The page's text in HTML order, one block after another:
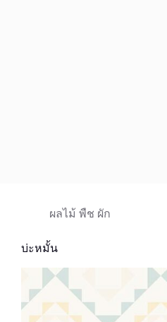
ผลไม้ พืช ผัก
บ่ะหมั้น